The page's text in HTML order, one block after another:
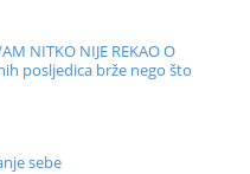
NITKO NIJE REKAO O
posljedica brže nego što
sebe